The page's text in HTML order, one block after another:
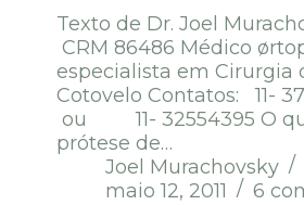
Texto de Dr. Joel
CRM 86486 Médico
especialista em Cirurgia
Cotovelo Contatos: 11-
ou 11- 32554395 O
prótese de…
Joel Murachovsky
maio 12, 2011
6